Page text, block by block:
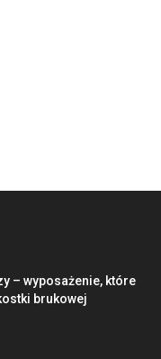
– wyposażenie, które
brukowej